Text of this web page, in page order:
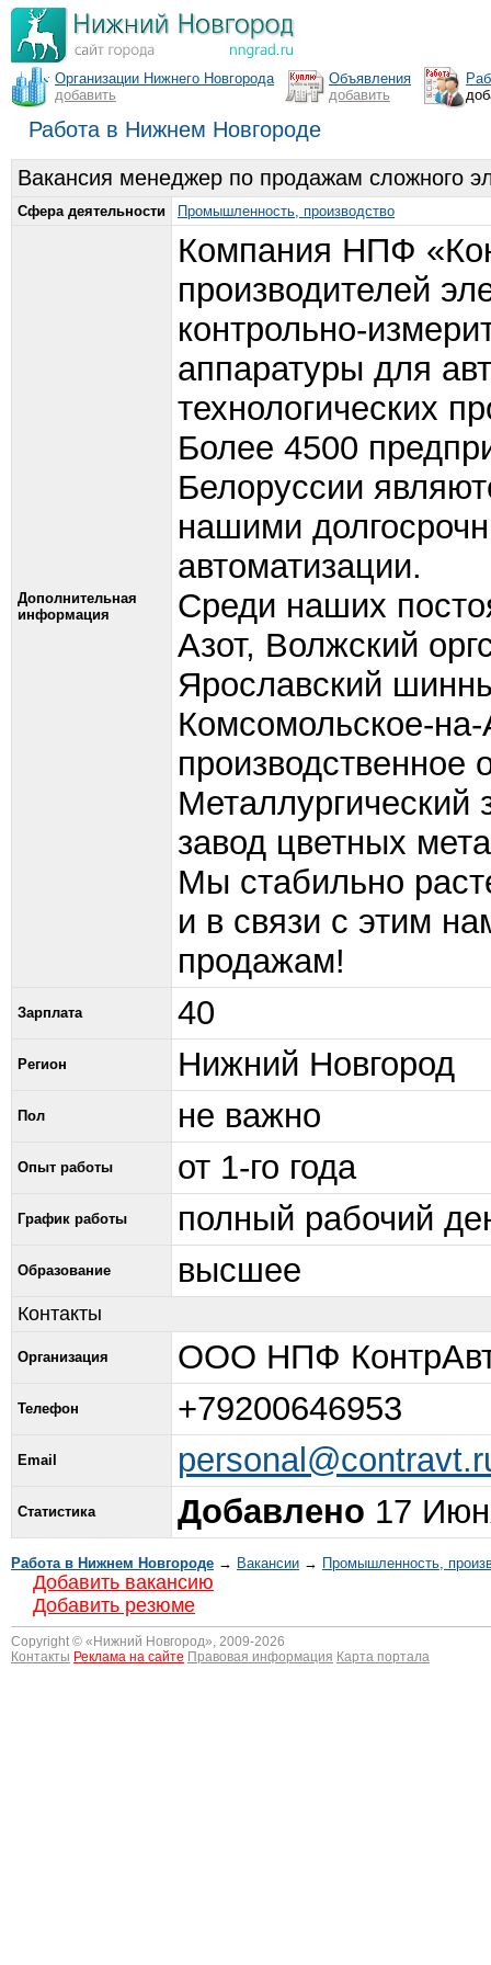
Организации Нижнего Новгорода
добавить
Объявления
добавить
Работа в Нижнем Новгороде
Вакансия менеджер по продажам сложного
Сфера деятельности Промышленность, производство
Дополнительная
информация
Компания НПФ
производителей
контрольно-
аппаратуры для
технологических
Более 4500
Белоруссии
нашими
автоматизации.
Среди наших
Азот, Волжский
Ярославский
Комсомольское-
Металлургический
завод цветных
Мы стабильно
и в связи с этим
продажам!
Зарплата 40
Регион Нижний Новгород
Пол не важно
Опыт работы от 1-го года
График работы полный рабочий
Образование высшее
Контакты
Организация ООО НПФ КонтрАвт
Телефон +79200646953
Email
Статистика Добавлено 17
Работа в Нижнем Новгороде → Вакансии → Промышленность,
Добавить вакансию
Добавить резюме
Copyright © « Нижний Новгород», 2009-2026
Контакты Реклама на сайте Правовая информация Карта портала